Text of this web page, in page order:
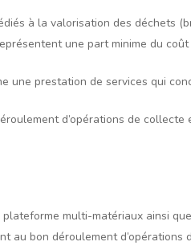
à la valorisation des déchets
une part minime du
une prestation de services qui
d’opérations de
multi-matériaux ainsi
au bon déroulement